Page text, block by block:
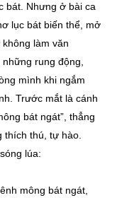
bát. Nhưng ở bài ca
lục bát biến thể, mở
làm văn
rung động,
mình khi ngắm
Trước mắt là cánh
bát ngát”, thẳng
thích thú, tự hào.
lúa:
mông bát ngát,